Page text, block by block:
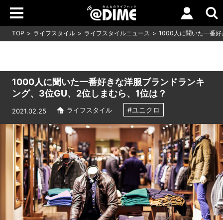
TOP ライフスタイル ライフスタイルニュース 1000人に聞いた一番好
1000人に聞いた一番好きな洋服ブランドランキ
ング、3位GU、2位しまむら、1位は？
2021.02.25 ライフスタイル #ユニクロ